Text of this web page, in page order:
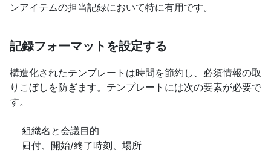
ンアイテムの担当記録において特に有用です。
記録フォーマットを設定する
構造化されたテンプレートは時間を節約し、必須情報の取
りこぼしを防ぎます。テンプレートには次の要素が必要で
す。
組織名と会議目的
日付、開始/終了時刻、場所